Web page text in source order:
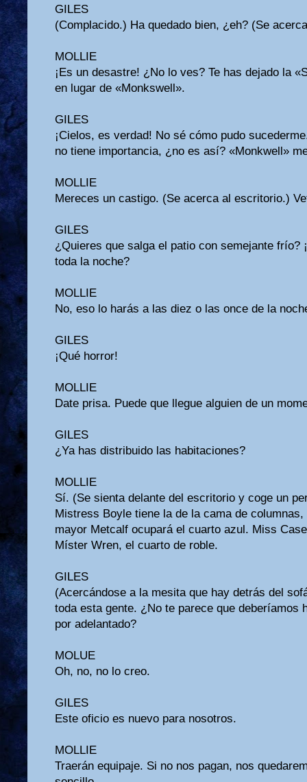
GILES
(Complacido.) Ha quedado bien, ¿eh? (Se
MOLLIE
¡Es un desastre! ¿No lo ves? Te has dejado la
en lugar de «Monkswell».
GILES
¡Cielos, es verdad! No sé cómo pudo
no tiene importancia, ¿no es así? «Monkwell»
MOLLIE
Mereces un castigo. (Se acerca al escritorio.)
GILES
¿Quieres que salga el patio con semejante frío?
toda la noche?
MOLLIE
No, eso lo harás a las diez o las once de la
GILES
¡Qué horror!
MOLLIE
Date prisa. Puede que llegue alguien de un
GILES
¿Ya has distribuido las habitaciones?
MOLLIE
Sí. (Se sienta delante del escritorio y coge un
Mistress Boyle tiene la de la cama de
mayor Metcalf ocupará el cuarto azul. Miss
Míster Wren, el cuarto de roble.
GILES
(Acercándose a la mesita que hay detrás del
toda esta gente. ¿No te parece que deberíamos
por adelantado?
MOLUE
Oh, no, no lo creo.
GILES
Este oficio es nuevo para nosotros.
MOLLIE
Traerán equipaje. Si no nos pagan, nos